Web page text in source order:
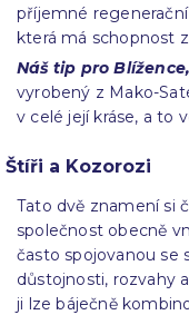
příjemné
která má schopnost
Náš tip pro
vyrobený z Mako-
v celé její kráse, a to
Štíři a Kozorozi
Tato dvě znamení si
společnost obecně
často spojovanou se
důstojnosti, rozvahy
ji lze báječně